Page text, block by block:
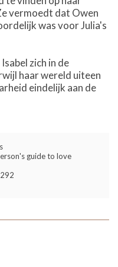
vermoedt dat Owen
was voor Julia's
zich in de
haar wereld uiteen
eindelijk aan de
guide to love